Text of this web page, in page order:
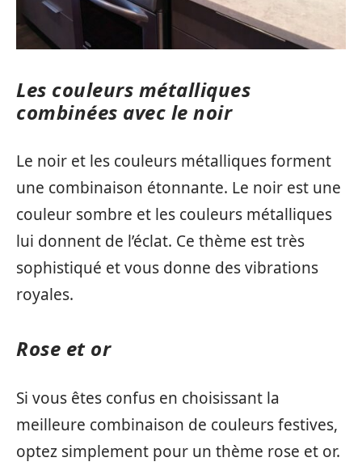
Les couleurs métalliques
combinées avec le noir
Le noir et les couleurs métalliques forment
une combinaison étonnante. Le noir est une
couleur sombre et les couleurs métalliques
lui donnent de l’éclat. Ce thème est très
sophistiqué et vous donne des vibrations
royales.
Rose et or
Si vous êtes confus en choisissant la
meilleure combinaison de couleurs festives,
optez simplement pour un thème rose et or.